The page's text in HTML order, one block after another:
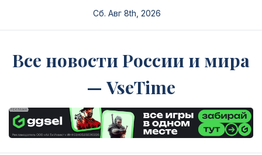
Сб. Авг 8th, 2026
Все новости России и мира
— VseTime